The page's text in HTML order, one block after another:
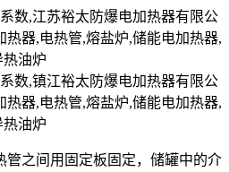
管之间用固定板固定，储罐中的介